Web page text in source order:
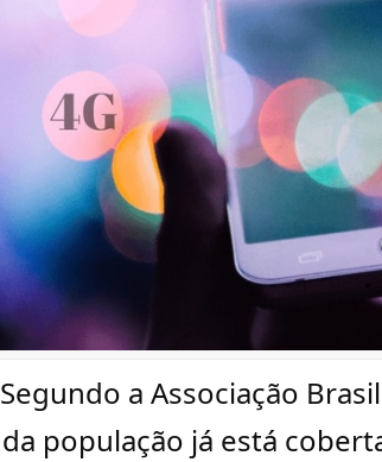
Segundo a Associação
da população já está